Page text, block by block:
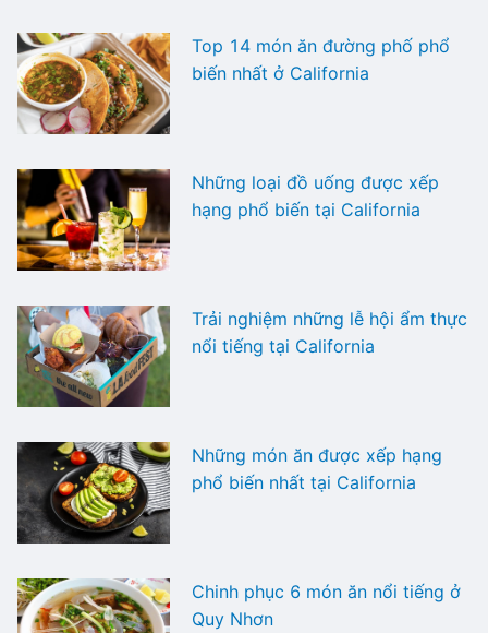
Top 14 món ăn đường phố phổ
biến nhất ở California
Những loại đồ uống được xếp
hạng phổ biến tại California
Trải nghiệm những lễ hội ẩm thực
nổi tiếng tại California
Những món ăn được xếp hạng
phổ biến nhất tại California
Chinh phục 6 món ăn nổi tiếng ở
Quy Nhơn